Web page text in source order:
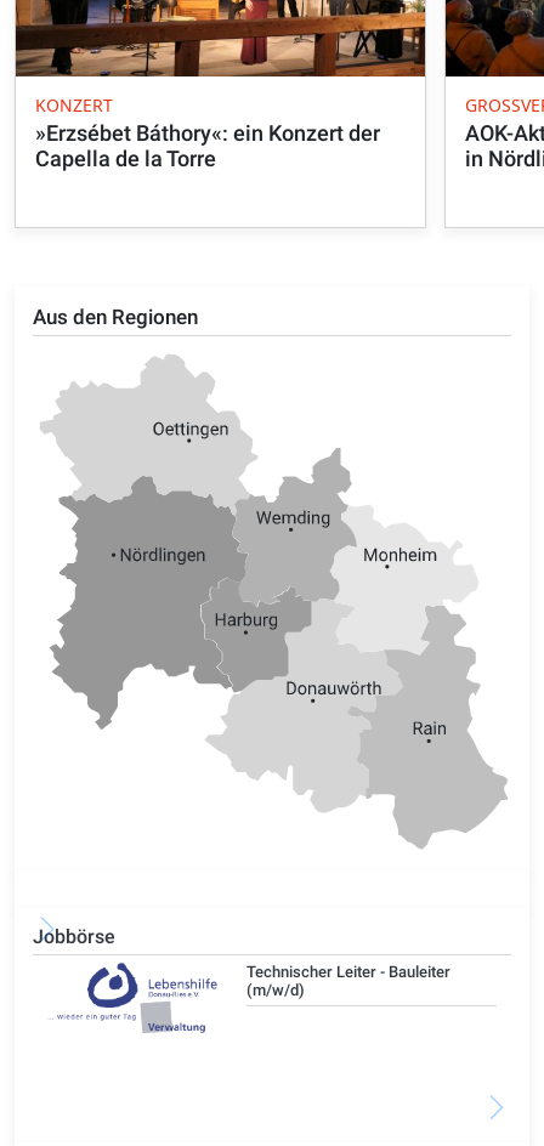
Aus den Regionen
Jobbörse
Technischer Leiter - Bauleiter
(m/w/d)
KONZERT
»Erzsébet Báthory«: ein Konzert der
Capella de la Torre
AOK-
in